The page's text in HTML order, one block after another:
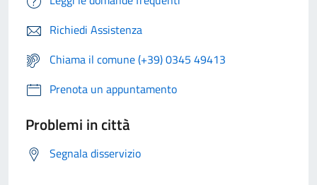
Richiedi Assistenza
Chiama il comune (+39) 0345 49413
Prenota un appuntamento
Problemi in città
Segnala disservizio